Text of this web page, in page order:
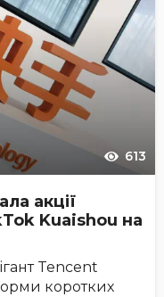
613
акції
Kuaishou на
Tencent
коротких